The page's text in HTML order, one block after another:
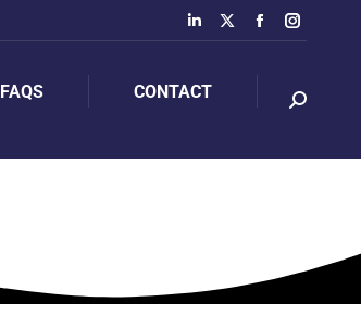
FAQS CONTACT